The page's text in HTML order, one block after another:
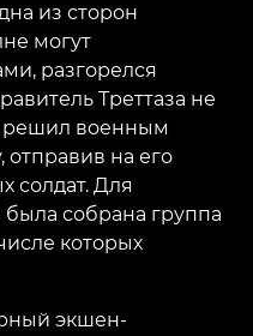
из сторон
могут
разгорелся
Треттаза не
решил военным
отправив на его
солдат. Для
собрана группа
которых
экшен-